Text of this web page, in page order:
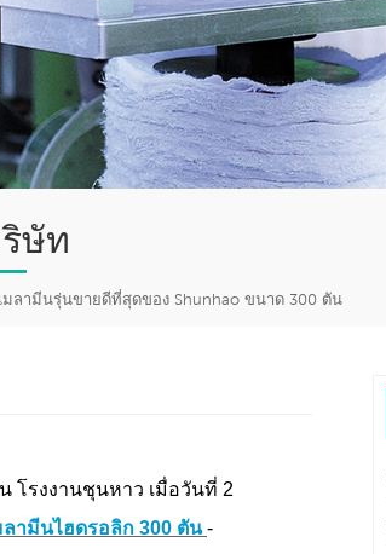
ษัท
มลามีนรุ่นขายดีที่สุดของ Shunhao ขนาด 300 ตัน
โรงงานชุนหาว เมื่อวันที่ 2
ลามีนไฮดรอลิก 300 ตัน-